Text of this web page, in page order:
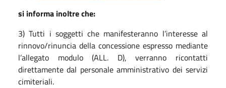
si informa inoltre che:
3) Tutti i soggetti che manifesteranno l’interesse al
rinnovo/rinuncia della concessione espresso mediante
l’allegato modulo (ALL. D), verranno ricontatti
direttamente dal personale amministrativo dei servizi
cimiteriali.